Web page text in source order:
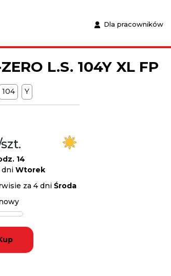
Dla pracowników
L.S. 104Y XL FP
104 Y
14
dni Wtorek
za 4 dni Środa